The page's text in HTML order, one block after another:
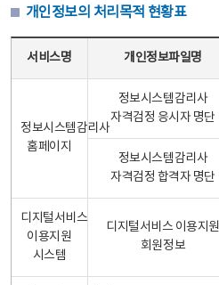
개인정보의 처리목적 현황표
서비스명 개인정보파일명
정보시스템감리사
홈페이지
정보시스템감리사
자격검정 응시자 명단
정보시스템감리사
자격검정 합격자 명단
디지털서비스
이용지원
시스템
디지털서비스 이용지원
회원정보